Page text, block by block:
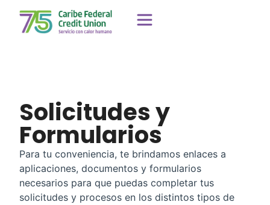
Solicitudes y
Formularios
Para tu conveniencia, te brindamos enlaces a
aplicaciones, documentos y formularios
necesarios para que puedas completar tus
solicitudes y procesos en los distintos tipos de